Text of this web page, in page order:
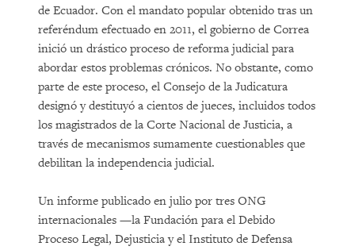
de Ecuador. Con el mandato popular obtenido tras un
referéndum efectuado en 2011, el gobierno de Correa
inició un drástico proceso de reforma judicial para
abordar estos problemas crónicos. No obstante, como
parte de este proceso, el Consejo de la Judicatura
designó y destituyó a cientos de jueces, incluidos todos
los magistrados de la Corte Nacional de Justicia, a
través de mecanismos sumamente cuestionables que
debilitan la independencia judicial.
Un informe publicado en julio por tres ONG
internacionales —la Fundación para el Debido
Proceso Legal, Dejusticia y el Instituto de Defensa